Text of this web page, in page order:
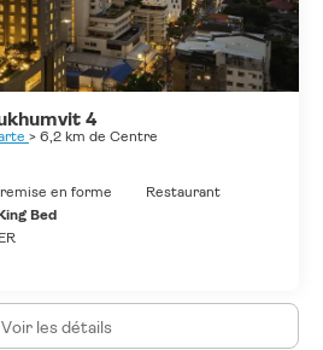
bruyante et encombrée mais
des principales destinations du
une fois dans la vie.
4
> 6,2 km de Centre
en forme
Restaurant
Bed
Voir les détails